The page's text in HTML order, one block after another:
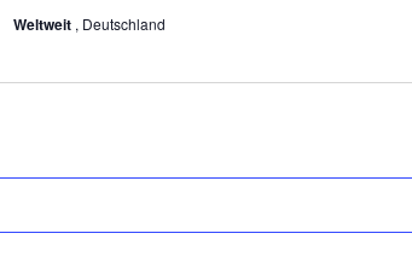
Weltweit , Deutschland